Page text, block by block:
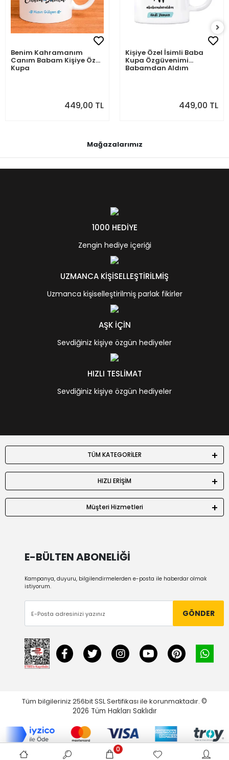
Benim Kahramanım
Canım Babam Kişiye Özel
Kupa
449,00 TL
Kişiye Özel İsimli Baba
Kupa Özgüvenimi
Babamdan Aldım
449,00 TL
Mağazalarımız
1000 HEDİYE
Zengin hediye içeriği
UZMANCA KİŞİSELLEŞTİRİLMİŞ
Uzmanca kişiselleştirilmiş parlak fikirler
AŞK İÇİN
Sevdiğiniz kişiye özgün hediyeler
HIZLI TESLİMAT
Sevdiğiniz kişiye özgün hediyeler
TÜM KATEGORİLER
HIZLI ERİŞİM
Müşteri Hizmetleri
E-BÜLTEN ABONELİĞİ
Kampanya, duyuru, bilgilendirmelerden e-posta ile haberdar olmak
istiyorum.
GÖNDER
Tüm bilgileriniz 256bit SSL Sertifikası ile korunmaktadır. ©
2026 Tüm Hakları Saklıdır
0